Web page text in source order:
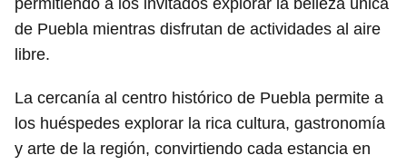
de Puebla mientras disfrutan de actividades al aire
libre.
La cercanía al centro histórico de Puebla permite a
los huéspedes explorar la rica cultura, gastronomía
y arte de la región, convirtiendo cada estancia en